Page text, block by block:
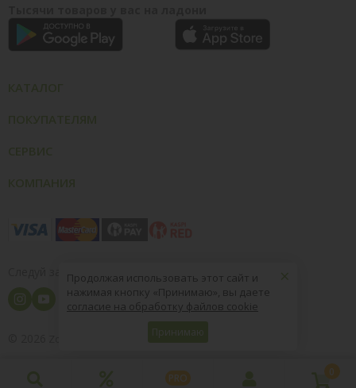
Следуй за нами
8 (800) 004-09-40
PRO 0
×
Продолжая использовать этот сайт и
нажимая кнопку «Принимаю», вы даете
согласие на обработку файлов cookie
Принимаю